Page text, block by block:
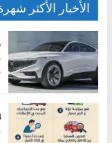
الأخبار الأكثر